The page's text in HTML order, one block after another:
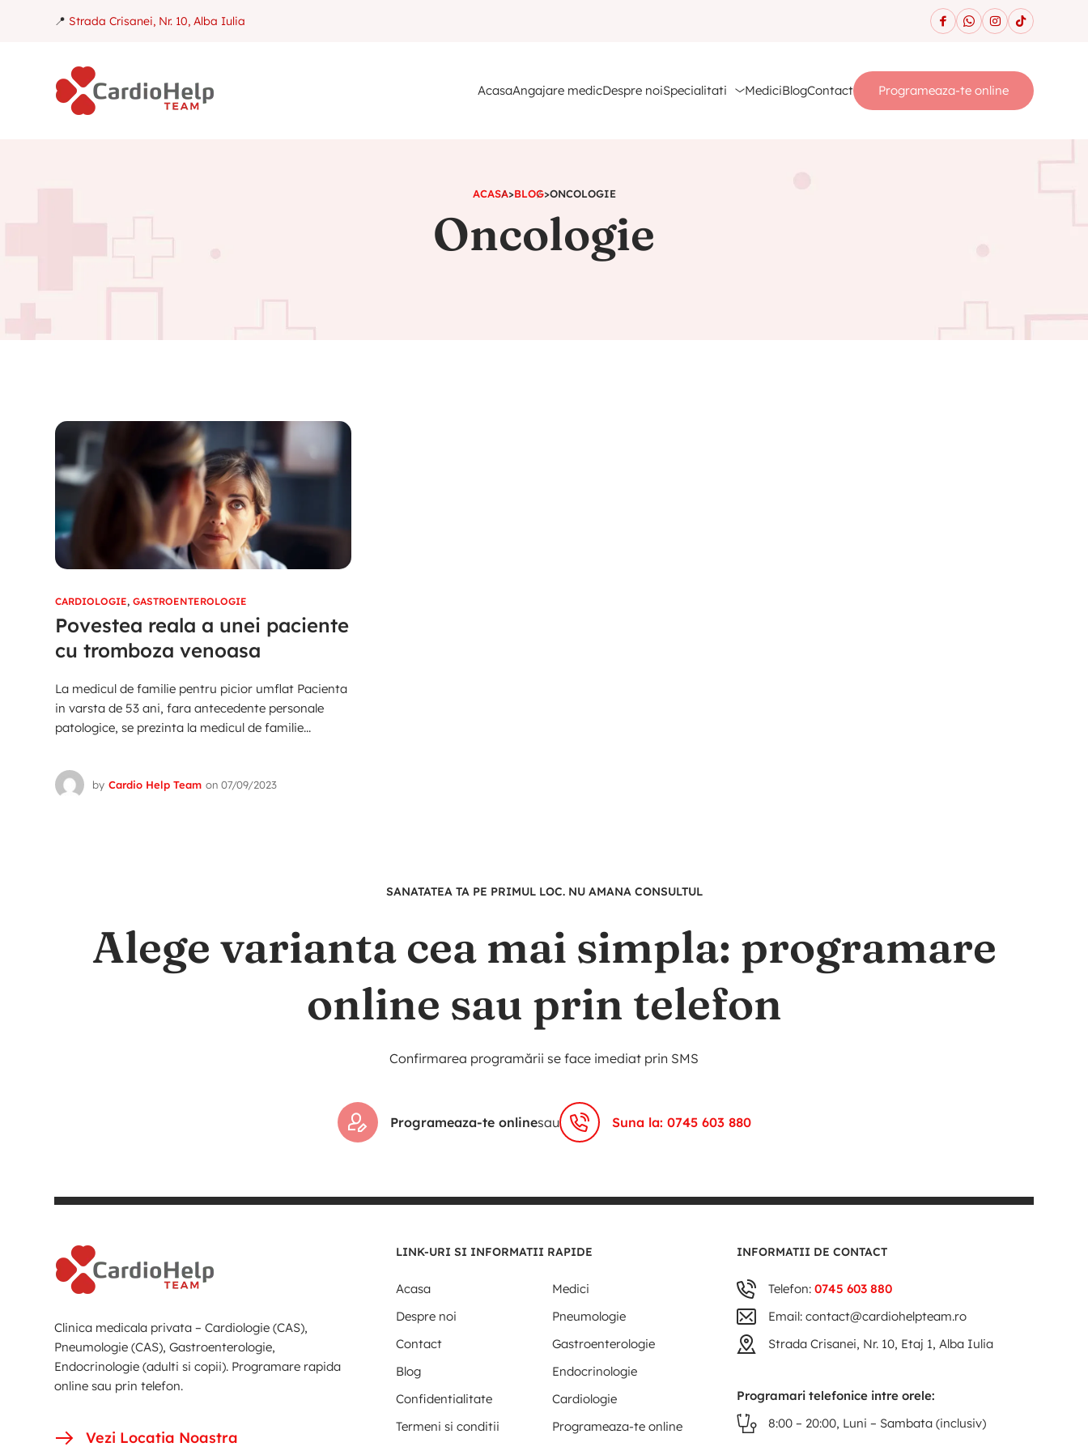
📍 Strada Crisanei, Nr. 10, Alba Iulia
AcasaAngajare medicDespre noiSpecialitati MediciBlogContact Programeaza-te online
ACASA>BLOG>ONCOLOGIE
Oncologie
CARDIOLOGIE, GASTROENTEROLOGIE
Povestea reala a unei paciente
cu tromboza venoasa
La medicul de familie pentru picior umflat Pacienta
in varsta de 53 ani, fara antecedente personale
patologice, se prezinta la medicul de familie...
by Cardio Help Team on 07/09/2023
SANATATEA TA PE PRIMUL LOC. NU AMANA CONSULTUL
Alege varianta cea mai simpla: programare
online sau prin telefon
Confirmarea programării se face imediat prin SMS
Programeaza-te onlinesau Suna la: 0745 603 880
Clinica medicala privata – Cardiologie (CAS),
Pneumologie (CAS), Gastroenterologie,
Endocrinologie (adulti si copii). Programare rapida
online sau prin telefon.
Vezi Locatia Noastra
LINK-URI SI INFORMATII RAPIDE
Acasa
Medici
Despre noi
Pneumologie
Contact
Gastroenterologie
Blog
Endocrinologie
Confidentialitate
Cardiologie
Termeni si conditii
Programeaza-te online
INFORMATII DE CONTACT
Telefon:0745 603 880
Email: contact@cardiohelpteam.ro
Strada Crisanei, Nr. 10, Etaj 1, Alba Iulia
Programari telefonice intre orele:
8:00 – 20:00, Luni – Sambata (inclusiv)